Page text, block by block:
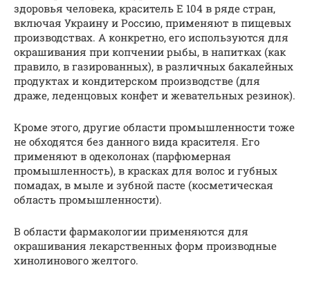
здоровья человека, краситель Е 104 в ряде стран,
включая Украину и Россию, применяют в пищевых
производствах. А конкретно, его используются для
окрашивания при копчении рыбы, в напитках (как
правило, в газированных), в различных бакалейных
продуктах и кондитерском производстве (для
драже, леденцовых конфет и жевательных резинок).
Кроме этого, другие области промышленности тоже
не обходятся без данного вида красителя. Его
применяют в одеколонах (парфюмерная
промышленность), в красках для волос и губных
помадах, в мыле и зубной пасте (косметическая
область промышленности).
В области фармакологии применяются для
окрашивания лекарственных форм производные
хинолинового желтого.